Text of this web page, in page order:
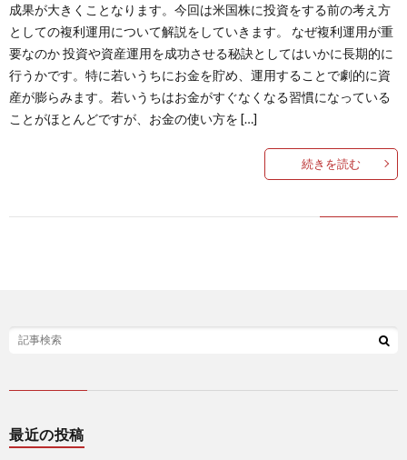
成果が大きくことなります。今回は米国株に投資をする前の考え方
としての複利運用について解説をしていきます。 なぜ複利運用が重
要なのか 投資や資産運用を成功させる秘訣としてはいかに長期的に
行うかです。特に若いうちにお金を貯め、運用することで劇的に資
産が膨らみます。若いうちはお金がすぐなくなる習慣になっている
ことがほとんどですが、お金の使い方を […]
続きを読む
最近の投稿